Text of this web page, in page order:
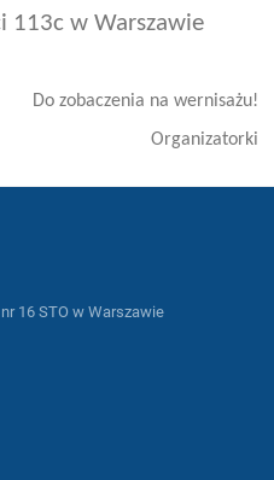
113c w Warszawie
Do zobaczenia na wernisażu!
Organizatorki
16 STO w Warszawie